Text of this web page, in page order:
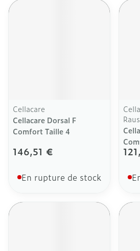
Cellacare
Cellacare Dorsal F
Comfort Taille 4
146,51 €
En rupture de stock